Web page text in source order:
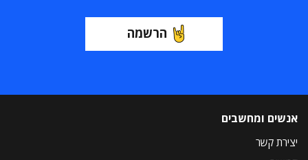
הרשמה
אנשים ומחשבים
יצירת קשר